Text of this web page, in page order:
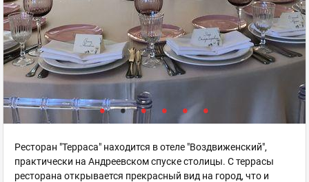
Ресторан "Терраса" находится в отеле "Воздвиженский",
практически на Андреевском спуске столицы. С террасы
ресторана открывается прекрасный вид на город, что и